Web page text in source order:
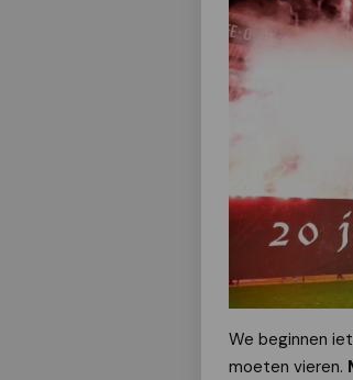
We beginnen
moeten vieren.